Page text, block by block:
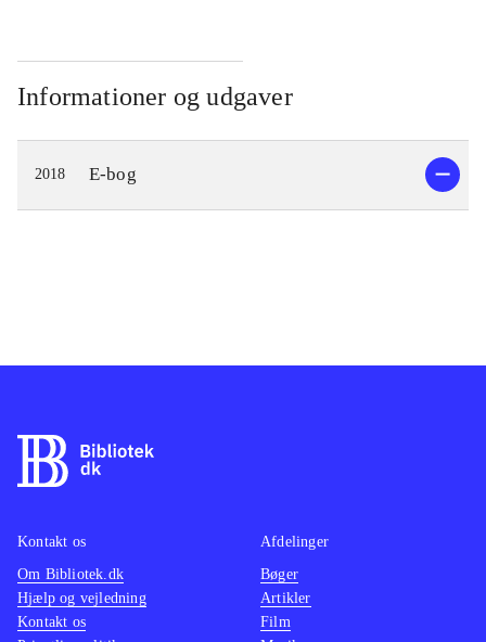
Informationer og udgaver
2018 E-bog
Kontakt os
Om Bibliotek.dk
Hjælp og vejledning
Kontakt os
Afdelinger
Bøger
Artikler
Film